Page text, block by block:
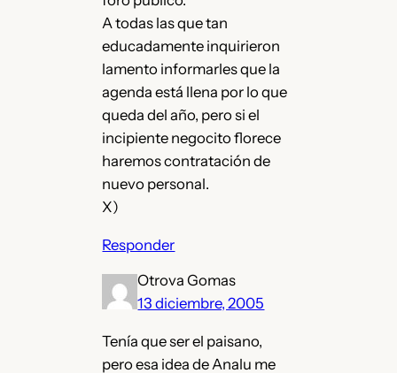
A todas las que tan
educadamente inquirieron
lamento informarles que la
agenda está llena por lo que
queda del año, pero si el
incipiente negocito florece
haremos contratación de
nuevo personal.
X)
Responder
Otrova Gomas
13 diciembre, 2005
Tenía que ser el paisano,
pero esa idea de Analu me